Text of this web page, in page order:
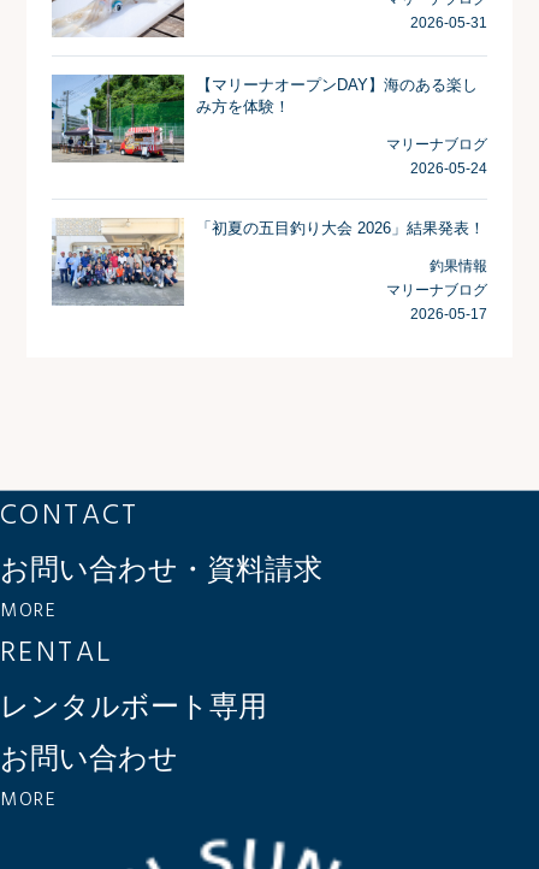
2026-05-31
【マリーナオープンDAY】海のある楽し
み方を体験！
マリーナブログ
2026-05-24
「初夏の五目釣り大会 2026」結果発表！
釣果情報
マリーナブログ
2026-05-17
CONTACT
お問い合わせ・資料請求
MORE
RENTAL
レンタルボート専用
お問い合わせ
MORE